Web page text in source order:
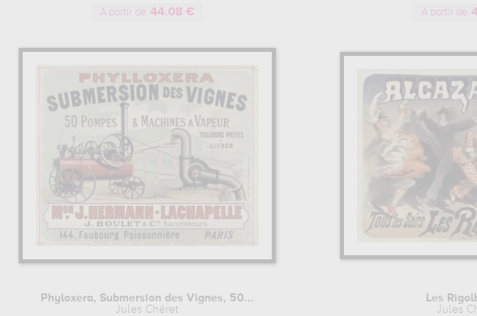
A partir de 44.08 € A partir de
Phyloxera, Submersion des Vignes, 50...
Jules Chéret
Les
Jules